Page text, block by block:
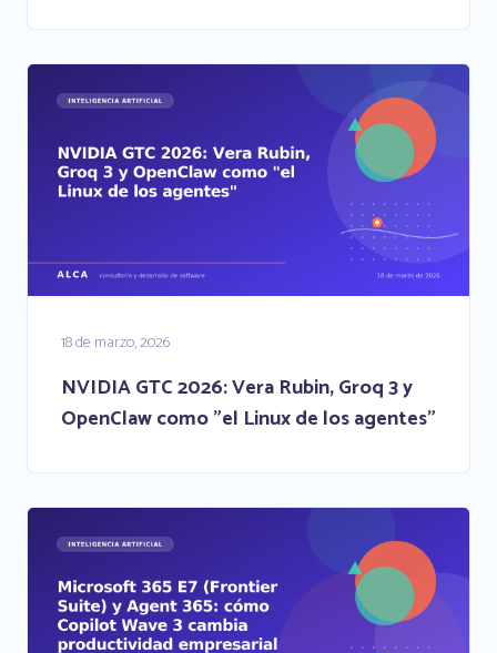
18 de marzo, 2026
NVIDIA GTC 2026: Vera Rubin, Groq 3 y
OpenClaw como "el Linux de los agentes"